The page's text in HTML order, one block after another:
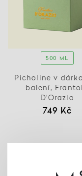
500 ML
Picholine v
balení,
D'Orazio
749 Kč